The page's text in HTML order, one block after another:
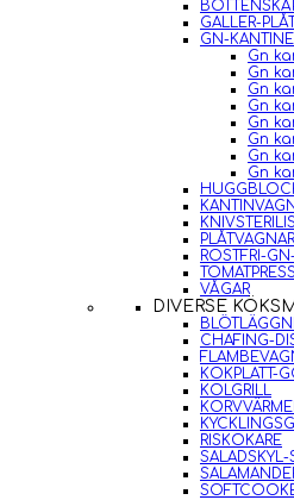
GALLER-
GN-
Gn
Gn
Gn
Gn
Gn
Gn
Gn
Gn
PLÅTVAGNAR
ROSTFRI-
TOMATPRESS
VÅGAR
DIVERSE
CHAFING-
KOKPLATT-
KOLGRILL
RISKOKARE
SALADSKYL-